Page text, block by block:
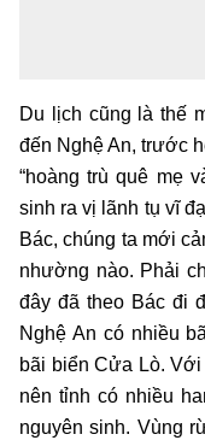
Du lịch cũng là thế
đến Nghệ An, trước
“hoàng trù quê mẹ
sinh ra vị lãnh tụ vĩ
Bác, chúng ta mới
nhường nào. Phải
đây đã theo Bác đi
Nghệ An có nhiều
bãi biển Cửa Lò.
nên tỉnh có nhiều
nguyên sinh. Vùng